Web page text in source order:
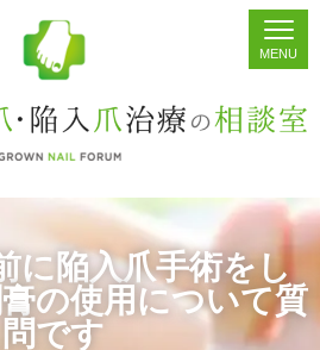
掲示板 検索
に陥入爪手術をし
の使用について質
問です